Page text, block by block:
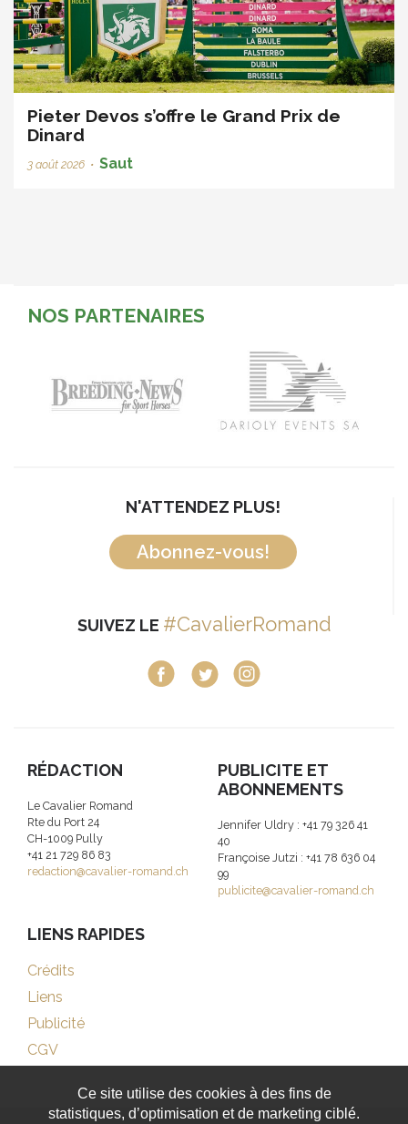
Pieter Devos s’offre le Grand Prix de
Dinard
3 août 2026 • Saut
NOS PARTENAIRES
N'ATTENDEZ PLUS!
Abonnez-vous!
SUIVEZ LE #CavalierRomand
RÉDACTION
Le Cavalier Romand
Rte du Port 24
CH-1009 Pully
+41 21 729 86 83
redaction@cavalier-romand.ch
PUBLICITE ET
ABONNEMENTS
Jennifer Uldry : +41 79 326 41
40
Françoise Jutzi : +41 78 636 04
99
publicite@cavalier-romand.ch
LIENS RAPIDES
Crédits
Liens
Publicité
CGV
Ce site utilise des cookies à des fins de
statistiques, d’optimisation et de marketing ciblé.